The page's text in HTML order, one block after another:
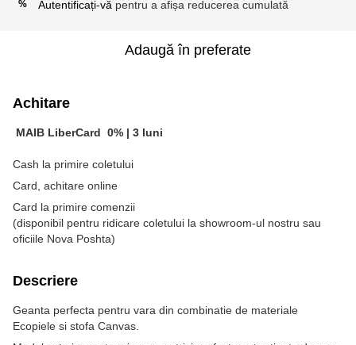
% Autentificați-vă pentru a afișa reducerea cumulată
Adaugă în preferate
Achitare
MAIB LiberCard 0% | 3 luni
Cash la primire coletului
Card, achitare online
Card la primire comenzii
(disponibil pentru ridicare coletului la showroom-ul nostru sau
oficiile Nova Poshta)
Descriere
Geanta perfecta pentru vara din combinatie de materiale
Ecopiele si stofa Canvas.